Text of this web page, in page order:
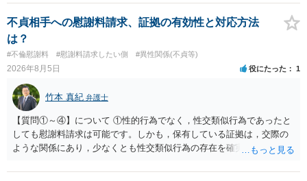
検察庁に訴えるのもありかもしれないですが、実際に捜査をするの
は、結局所轄だと思われますので、やはり結論は変わらないかもしれ
ないです。 一度、最寄りの「刑事に強い」とうたっている弁護士に相
談してみてはいかがでしょうか。 以上、ご参考まで。
不貞相手への慰謝料請求、証拠の有効性と対応方法
は？
#不倫慰謝料 #慰謝料請求したい側 #異性関係(不貞等)
2026年8月5日 役にたった 1
竹本 真紀 弁護士
【質問①～④】について ①性的行為でなく，性交類似行為であったと
しても慰謝料請求は可能です。しかも，保有している証拠は，交際の
ような関係にあり，少なくとも性交類似行為の存在を確実に証明でき
ことを窺わせるものです。）。ですから，慰謝料請求を進めることで